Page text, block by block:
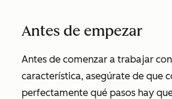
Antes de empezar
Antes de comenzar a trabajar
característica, asegúrate de que
perfectamente qué pasos hay